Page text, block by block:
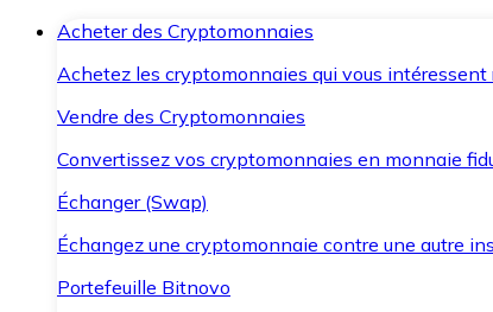
Acheter des Cryptomonnaies
Achetez les cryptomonnaies qui vous
Vendre des Cryptomonnaies
Convertissez vos cryptomonnaies en monnaie
Échanger (Swap)
Échangez une cryptomonnaie contre une autre
Portefeuille Bitnovo